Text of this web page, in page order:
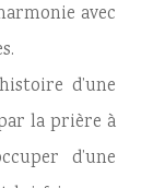
avec
d’une
la prière à
d’une